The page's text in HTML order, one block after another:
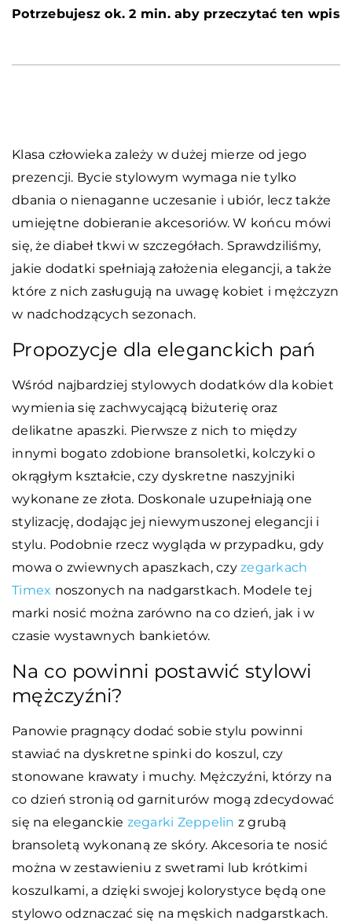
Potrzebujesz ok. 2 min. aby przeczytać ten wpis
Klasa człowieka zależy w dużej mierze od jego
prezencji. Bycie stylowym wymaga nie tylko
dbania o nienaganne uczesanie i ubiór, lecz także
umiejętne dobieranie akcesoriów. W końcu mówi
się, że diabeł tkwi w szczegółach. Sprawdziliśmy,
jakie dodatki spełniają założenia elegancji, a także
które z nich zasługują na uwagę kobiet i mężczyzn
w nadchodzących sezonach.
Propozycje dla eleganckich pań
Wśród najbardziej stylowych dodatków dla kobiet
wymienia się zachwycającą biżuterię oraz
delikatne apaszki. Pierwsze z nich to między
innymi bogato zdobione bransoletki, kolczyki o
okrągłym kształcie, czy dyskretne naszyjniki
wykonane ze złota. Doskonale uzupełniają one
stylizację, dodając jej niewymuszonej elegancji i
stylu. Podobnie rzecz wygląda w przypadku, gdy
mowa o zwiewnych apaszkach, czy zegarkach
Timex noszonych na nadgarstkach. Modele tej
marki nosić można zarówno na co dzień, jak i w
czasie wystawnych bankietów.
Na co powinni postawić stylowi
mężczyźni?
Panowie pragnący dodać sobie stylu powinni
stawiać na dyskretne spinki do koszul, czy
stonowane krawaty i muchy. Mężczyźni, którzy na
co dzień stronią od garniturów mogą zdecydować
się na eleganckie zegarki Zeppelin z grubą
bransoletą wykonaną ze skóry. Akcesoria te nosić
można w zestawieniu z swetrami lub krótkimi
koszulkami, a dzięki swojej kolorystyce będą one
stylowo odznaczać się na męskich nadgarstkach.